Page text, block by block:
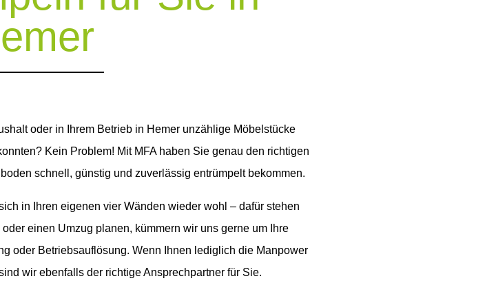
oder in Ihrem Betrieb in Hemer unzählige Möbelstücke
Kein Problem! Mit MFA haben Sie genau den richtigen
schnell, günstig und zuverlässig entrümpelt bekommen.
in Ihren eigenen vier Wänden wieder wohl – dafür stehen
einen Umzug planen, kümmern wir uns gerne um Ihre
oder Betriebsauflösung. Wenn Ihnen lediglich die Manpower
wir ebenfalls der richtige Ansprechpartner für Sie.